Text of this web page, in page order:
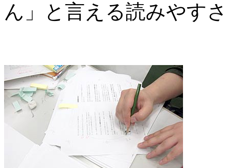
ん」と言える読みやす